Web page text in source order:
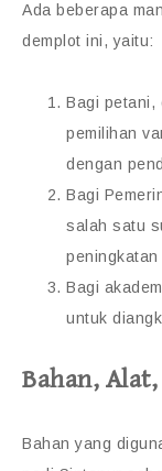
Ada beberapa
demplot ini, yaitu:
Bagi petani,
pemilihan
dengan
Bagi
salah satu
Bagi
untuk
Bahan,
Bahan yang